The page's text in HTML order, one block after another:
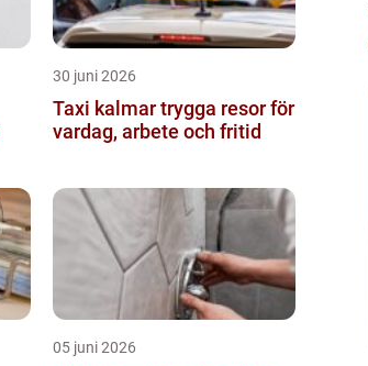
30 juni 2026
Taxi kalmar trygga resor för
vardag, arbete och fritid
05 juni 2026